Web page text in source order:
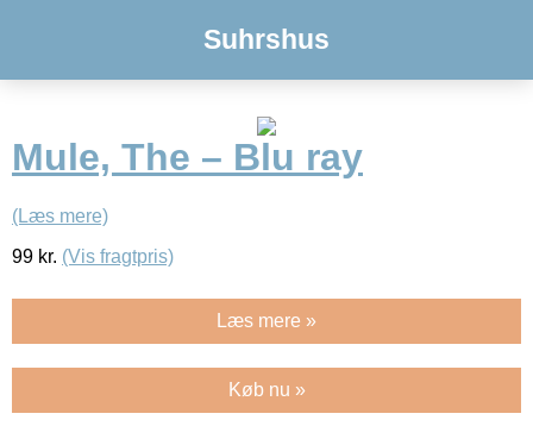
Suhrshus
Mule, The – Blu ray
(Læs mere)
99 kr. (Vis fragtpris)
Læs mere »
Køb nu »